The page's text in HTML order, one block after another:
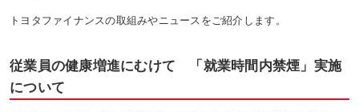
トヨタファイナンスの取組みやニュースをご紹介します。
従業員の健康増進にむけて 「就業時間内禁煙」実施
について